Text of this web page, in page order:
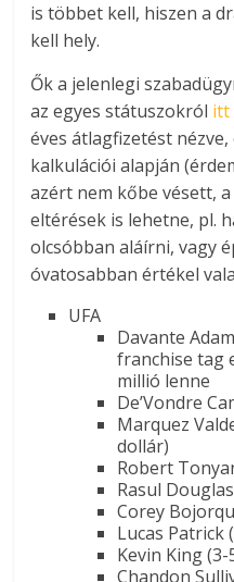
is többet kell, hiszen a
kell hely.
Ők a jelenlegi
az egyes státuszokról itt
éves átlagfizetést
kalkulációi alapján
azért nem kőbe vésett,
eltérések is lehetne, pl.
olcsóbban aláírni, vagy
óvatosabban értékel
UFA
Davante
franchise tag
millió lenne
De’Vondre
Marquez
dollár)
Robert
Rasul
Corey
Lucas Patrick
Kevin King
Chandon